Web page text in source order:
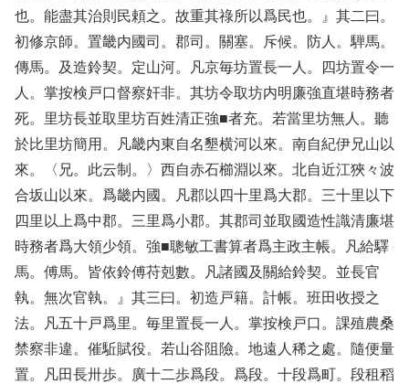
也。能盡其治則民頼之。故重其祿所以爲民也。』其二曰。
初修京師。置畿内國司。郡司。關塞。斥候。防人。騨馬。
傳馬。及造鈴契。定山河。凡京毎坊置長一人。四坊置令一
人。掌按検戸口督察奸非。其坊令取坊内明廉強直堪時務者
死。里坊長並取里坊百姓清正強■者充。若當里坊無人。聽
於比里坊簡用。凡畿内東自名墾横河以來。南自紀伊兄山以
來。〈兄。此云制。〉西自赤石櫛淵以來。北自近江狹々波
合坂山以來。爲畿内國。凡郡以四十里爲大郡。三十里以下
四里以上爲中郡。三里爲小郡。其郡司並取國造性識清廉堪
時務者爲大領少領。強■聰敏工書算者爲主政主帳。凡給驛
馬。傅馬。皆依鈴傅苻剋數。凡諸國及關給鈴契。並長官
執。無次官執。』其三曰。初造戸籍。計帳。班田收授之
法。凡五十戸爲里。毎里置長一人。掌按検戸口。課殖農桑
禁察非違。催駈賦役。若山谷阻險。地遠人稀之處。隨便量
置。凡田長卅歩。廣十二歩爲段。爲段。十段爲町。段租稻